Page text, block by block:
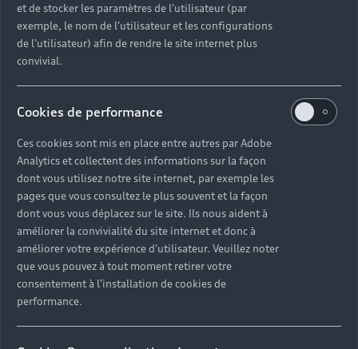
et de stocker les paramètres de l'utilisateur (par
exemple, le nom de l'utilisateur et les configurations
de l'utilisateur) afin de rendre le site internet plus
convivial.
Cookies de performance
Ces cookies sont mis en place entre autres par Adobe
Analytics et collectent des informations sur la façon
dont vous utilisez notre site internet, par exemple les
pages que vous consultez le plus souvent et la façon
dont vous vous déplacez sur le site. Ils nous aident à
améliorer la convivialité du site internet et donc à
améliorer votre expérience d'utilisateur. Veuillez noter
que vous pouvez à tout moment retirer votre
consentement à l'installation de cookies de
performance.
Envoyer
données d’achat concernant les produits et services qu’ils proposent.
de Volkswagen Group France et les établissements qui permettent le financement
des véhicules des marques du groupe, Volkswagen Bank GmbH, et Volkswagen
Audi, division de Volkswagen Group France responsable du traitement, traite les
données à caractère personnel recueillies dans ce formulaire pour répondre à votre
demande d'information ou à votre réclamation, nous permettre de vous recontacter
conformément à votre demande ainsi que, si vous y avez consenti, pour vous envoyer
nos offres commerciales et nos actualités à des fins marketing.
Pour en savoir plus sur la gestion de vos données personnelles et pour exercer vos
droits, veuillez consulter notre